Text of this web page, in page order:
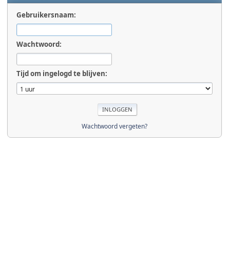
Gebruikersnaam:
Wachtwoord:
Tijd om ingelogd te blijven:
Wachtwoord vergeten?